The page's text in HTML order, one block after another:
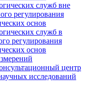
служб вне
регулирования
основ
служб в
регулирования
основ
центр
исследований